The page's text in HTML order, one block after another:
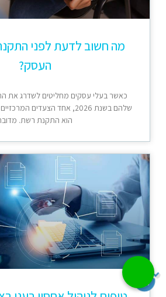
מה חשוב לדעת לפני
העסק?
כאשר בעלי עסקים מחליטים לשדרג את
שלהם בשנת 2026, אחד הצעדים
הוא התקנת רשת.